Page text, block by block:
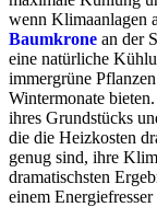
wenn Klimaanlagen
Baumkrone an der
eine natürliche
immergrüne
Wintermonate
ihres Grundstücks
die die Heizkosten
genug sind, ihre
dramatischsten
einem